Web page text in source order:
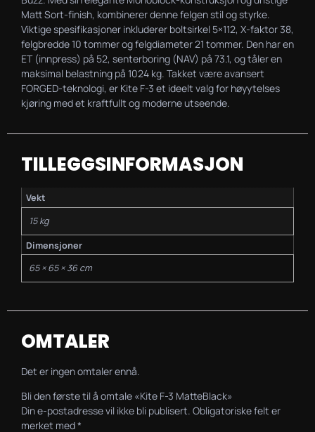
Matt Sort-finish, kombinerer denne felgen stil og styrke.
Viktige spesifikasjoner inkluderer boltsirkel 5×112, X-faktor 38,
felgbredde 10 tommer og felgdiameter 21 tommer. Den har en
ET (innpress) på 52, senterboring (NAV) på 73.1, og tåler en
maksimal belastning på 1024 kg. Takket være avansert
FORGED-teknologi, er Kite F-3 et ideelt valg for høyytelses
kjøring med et kraftfullt og moderne utseende.
TILLEGGSINFORMASJON
Vekt
15 kg
Dimensjoner
65 × 65 × 36 cm
OMTALER
Det er ingen omtaler ennå.
Bli den første til å omtale «Kite F-3 MatteBlack»
Din e-postadresse vil ikke bli publisert. Obligatoriske felt er
merket med*